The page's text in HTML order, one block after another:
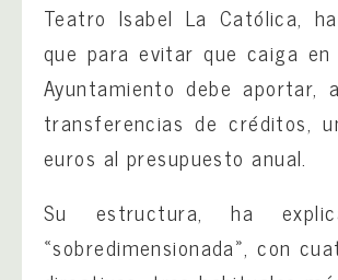
Teatro Isabel La Católica,
que para evitar que caiga en
Ayuntamiento debe aportar,
transferencias de créditos,
euros al presupuesto anual.
Su estructura, ha
«sobredimensionada», con